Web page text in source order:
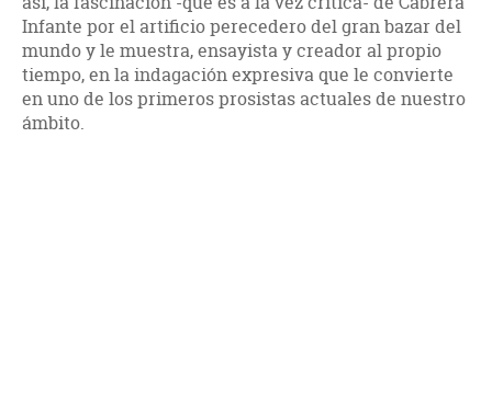
Infante por el artificio perecedero del gran bazar del
mundo y le muestra, ensayista y creador al propio
tiempo, en la indagación expresiva que le convierte
en uno de los primeros prosistas actuales de nuestro
ámbito.